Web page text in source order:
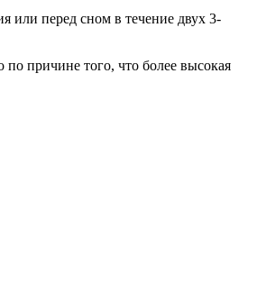
или перед сном в течение двух 3-
причине того, что более высокая